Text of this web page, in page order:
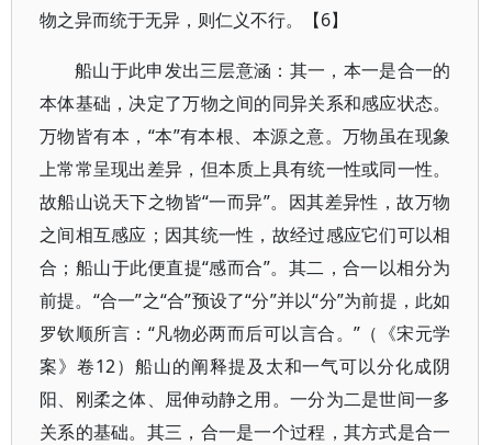
物之异而统于无异，则仁义不行。【6】
船山于此申发出三层意涵：其一，本一是合一的
本体基础，决定了万物之间的同异关系和感应状态。
万物皆有本，“本”有本根、本源之意。万物虽在现象
上常常呈现出差异，但本质上具有统一性或同一性。
故船山说天下之物皆“一而异”。因其差异性，故万物
之间相互感应；因其统一性，故经过感应它们可以相
合；船山于此便直提“感而合”。其二，合一以相分为
前提。“合一”之“合”预设了“分”并以“分”为前提，此如
罗钦顺所言：“凡物必两而后可以言合。”（《宋元学
案》卷12）船山的阐释提及太和一气可以分化成阴
阳、刚柔之体、屈伸动静之用。一分为二是世间一多
关系的基础。其三，合一是一个过程，其方式是合一